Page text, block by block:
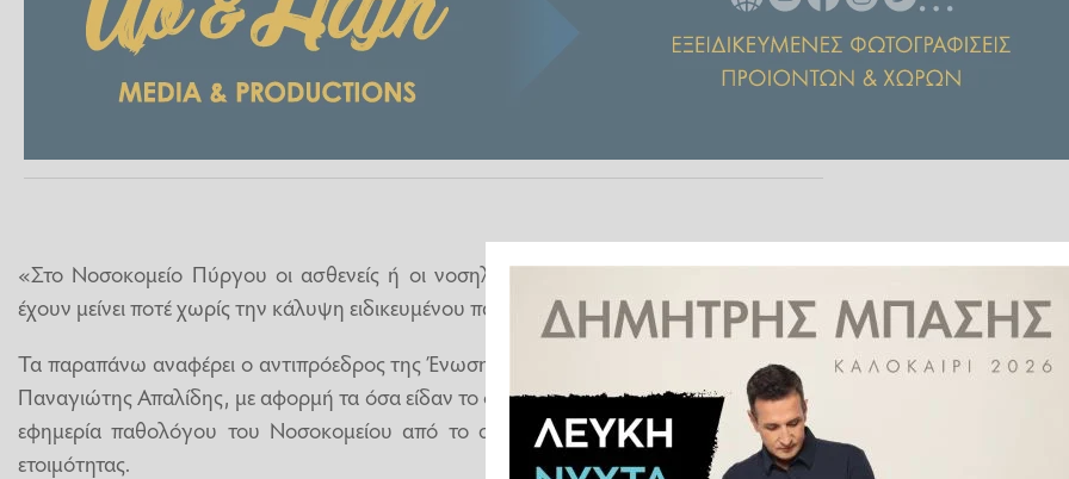
«Στο Νοσοκομείο Πύργου οι ασθενείς ή οι νοσηλευόμενοι ασθενείς, δεν μένουν ούτε
έχουν μείνει ποτέ χωρίς την κάλυψη ειδικευμένου παθολόγου ιατρού».
Τα παραπάνω αναφέρει ο αντιπρόεδρος της Ένωσης Νοσοκομειακών Ιατρών Πύργου κ.
Παναγιώτης Απαλίδης, με αφορμή τα όσα είδαν το φως της δημοσιότητας σχετικά με την
εφημερία παθολόγου του Νοσοκομείου από το σπίτι του, ευρισκόμενος σε εφημερία
ετοιμότητας.